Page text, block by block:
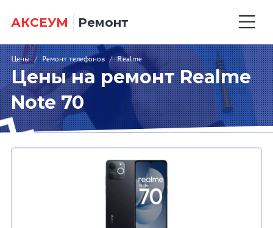
АКСЕУМ Ремонт
Цены / Ремонт телефонов / Realme
Цены на ремонт Realme
Note 70